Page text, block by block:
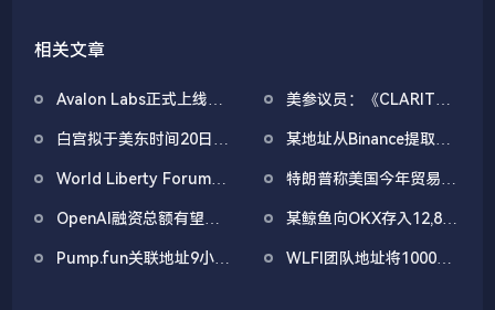
相关文章
Avalon Labs正式上线
美参议员：《CLARITY
白宫拟于美东时间20日上
问题会议
某地址从Binance提取
722万美元
World Liberty Forum政
总
特朗普称美国今年贸易逆
OpenAI融资总额有望突
某鲸鱼向OKX存入12,840
Pump.fun关联地址9小时
WLFI团队地址将1000万